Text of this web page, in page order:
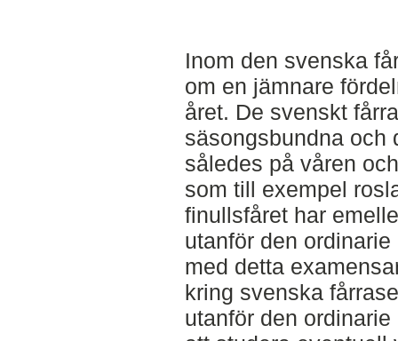
Inom den svenska
om en jämnare
året. De svenskt
säsongsbundna och
således på våren
som till exempel
finullsfåret har
utanför den
med detta
kring svenska
utanför den